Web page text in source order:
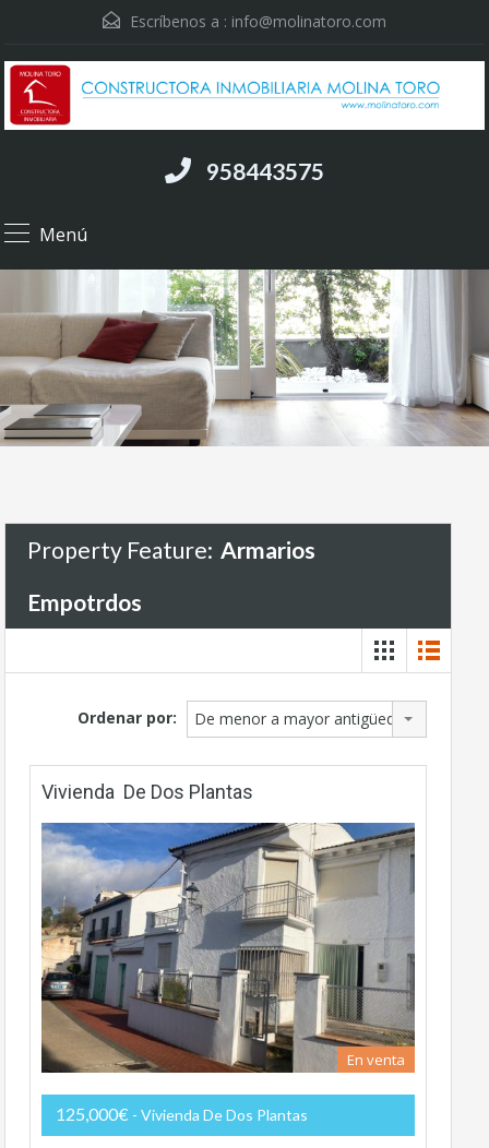
Escríbenos a : info@molinatoro.com
958443575
Menú
Property Feature: Armarios
Empotrdos
Ordenar por: De menor a mayor antigüedad
Vivienda De Dos Plantas
En venta
125,000€ - Vivienda De Dos Plantas